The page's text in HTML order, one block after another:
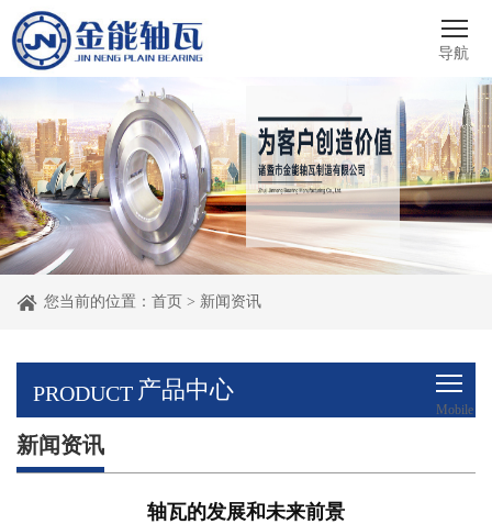
导航
您当前的位置： 首页 > 新闻资讯
PRODUCT 产品中心
Mobile
新闻资讯
轴瓦的发展和未来前景